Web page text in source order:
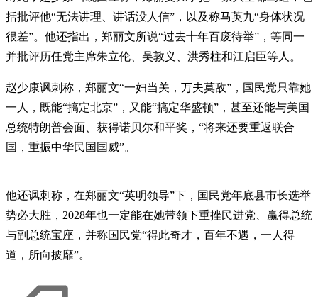
括批评他“无法讲理、讲话没人信”，以及称马英九“身体状况
很差”。他还指出，郑丽文所说“过去十年百废待举”，等同一
并批评历任党主席朱立伦、吴敦义、洪秀柱和江启臣等人。
赵少康讽刺称，郑丽文“一妇当关，万夫莫敌”，国民党只靠她
一人，既能“搞定北京”，又能“搞定华盛顿”，甚至还能与美国
总统特朗普会面、获得诺贝尔和平奖，“将来还要重返联合
国，重振中华民国国威”。
他还讽刺称，在郑丽文“英明领导”下，国民党年底县市长选举
势必大胜，2028年也一定能在她带领下重挫民进党、赢得总统
与副总统宝座，并称国民党“得此奇才，百年不遇，一人得
道，所向披靡”。